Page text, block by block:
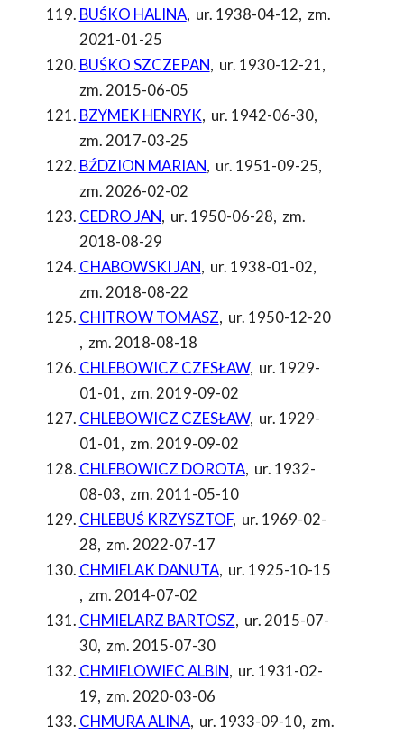
BUŚKO HALINA, ur. 1938-04-12, zm.
2021-01-25
BUŚKO SZCZEPAN, ur. 1930-12-21,
zm. 2015-06-05
BZYMEK HENRYK, ur. 1942-06-30,
zm. 2017-03-25
BŹDZION MARIAN, ur. 1951-09-25,
zm. 2026-02-02
CEDRO JAN, ur. 1950-06-28, zm.
2018-08-29
CHABOWSKI JAN, ur. 1938-01-02,
zm. 2018-08-22
CHITROW TOMASZ, ur. 1950-12-20
, zm. 2018-08-18
CHLEBOWICZ CZESŁAW, ur. 1929-
01-01, zm. 2019-09-02
CHLEBOWICZ CZESŁAW, ur. 1929-
01-01, zm. 2019-09-02
CHLEBOWICZ DOROTA, ur. 1932-
08-03, zm. 2011-05-10
CHLEBUŚ KRZYSZTOF, ur. 1969-02-
28, zm. 2022-07-17
CHMIELAK DANUTA, ur. 1925-10-15
, zm. 2014-07-02
CHMIELARZ BARTOSZ, ur. 2015-07-
30, zm. 2015-07-30
CHMIELOWIEC ALBIN, ur. 1931-02-
19, zm. 2020-03-06
CHMURA ALINA, ur. 1933-09-10, zm.